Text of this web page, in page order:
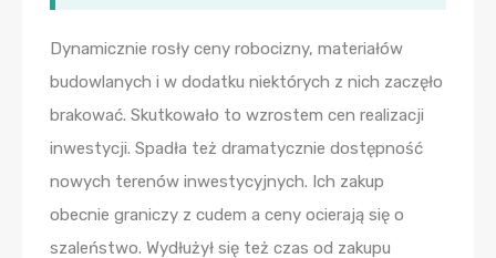
Dynamicznie rosły ceny robocizny, materiałów
budowlanych i w dodatku niektórych z nich zaczęło
brakować. Skutkowało to wzrostem cen realizacji
inwestycji. Spadła też dramatycznie dostępność
nowych terenów inwestycyjnych. Ich zakup
obecnie graniczy z cudem a ceny ocierają się o
szaleństwo. Wydłużył się też czas od zakupu